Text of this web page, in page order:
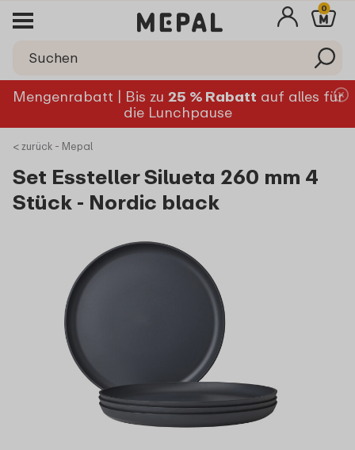
0
Mengenrabatt | Bis zu 25 % Rabatt auf alles für
die Lunchpause
< zurück - Mepal
Set Essteller Silueta 260 mm 4
Stück - Nordic black